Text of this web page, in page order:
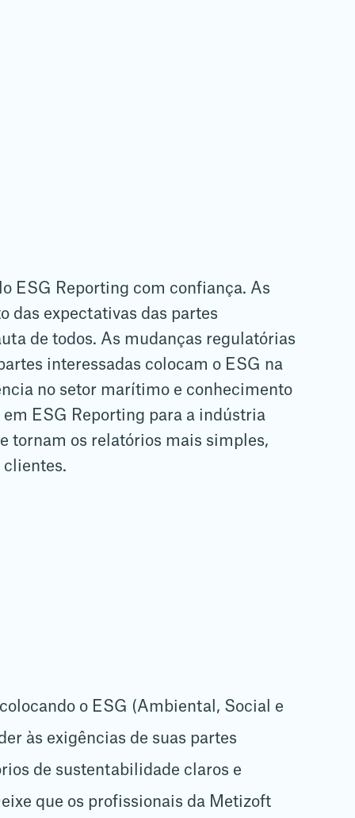
ESG Reporting com confiança. As
das expectativas das partes
de todos. As mudanças regulatórias
interessadas colocam o ESG na
no setor marítimo e conhecimento
ESG Reporting para a indústria
tornam os relatórios mais simples,
clientes.
o ESG (Ambiental, Social e
às exigências de suas partes
de sustentabilidade claros e
que os profissionais da Metizoft